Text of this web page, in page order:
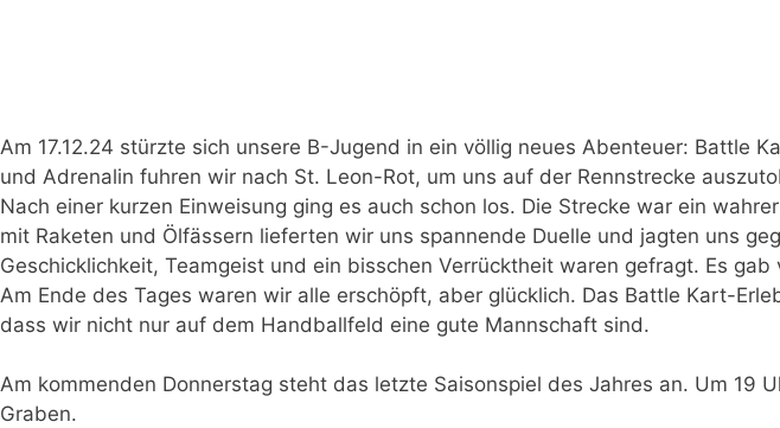
Am 17.12.24 stürzte sich unsere B-Jugend in ein völlig neues Abenteuer: Battle
und Adrenalin fuhren wir nach St. Leon-Rot, um uns auf der Rennstrecke
Nach einer kurzen Einweisung ging es auch schon los. Die Strecke war ein
mit Raketen und Ölfässern lieferten wir uns spannende Duelle und jagten uns
Geschicklichkeit, Teamgeist und ein bisschen Verrücktheit waren gefragt. Es
Am Ende des Tages waren wir alle erschöpft, aber glücklich. Das Battle Kart-
dass wir nicht nur auf dem Handballfeld eine gute Mannschaft sind.
Am kommenden Donnerstag steht das letzte Saisonspiel des Jahres an. Um 19
Graben.